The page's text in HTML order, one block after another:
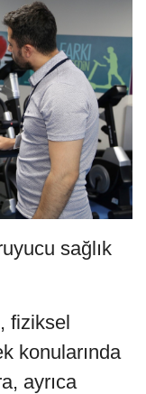
sağlık
fiziksel
konularında
ayrıca